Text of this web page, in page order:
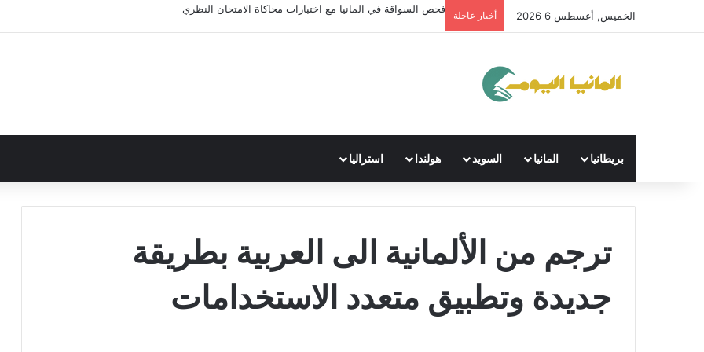
الخميس, أغسطس 6 2026 أخبار عاجلة
فحص السواقة في المانيا مع اختبارات محاكاة الامتحان النظري
بريطانيا المانيا السويد هولندا استراليا
ترجم من الألمانية الى العربية بطريقة
جديدة وتطبيق متعدد الاستخدامات